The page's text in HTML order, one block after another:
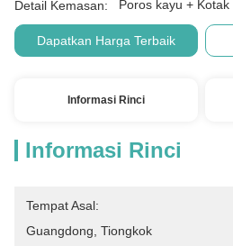
Detail Kemasan: Poros kayu +
Dapatkan Harga Terbaik
Informasi Rinci
Informasi Rinci
Tempat Asal:
Guangdong, Tiongkok